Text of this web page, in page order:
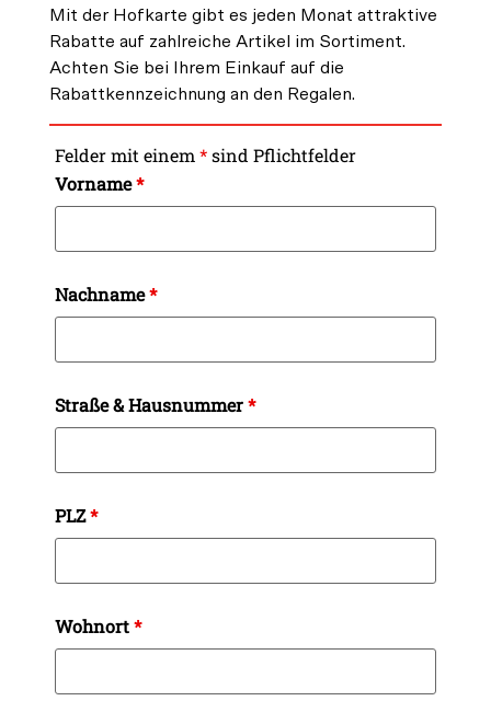
Mit der Hofkarte gibt es jeden Monat attraktive
Rabatte auf zahlreiche Artikel im Sortiment.
Achten Sie bei Ihrem Einkauf auf die
Rabattkennzeichnung an den Regalen.
Felder mit einem*sind Pflichtfelder
Vorname*
Nachname*
Straße & Hausnummer*
PLZ*
Wohnort*